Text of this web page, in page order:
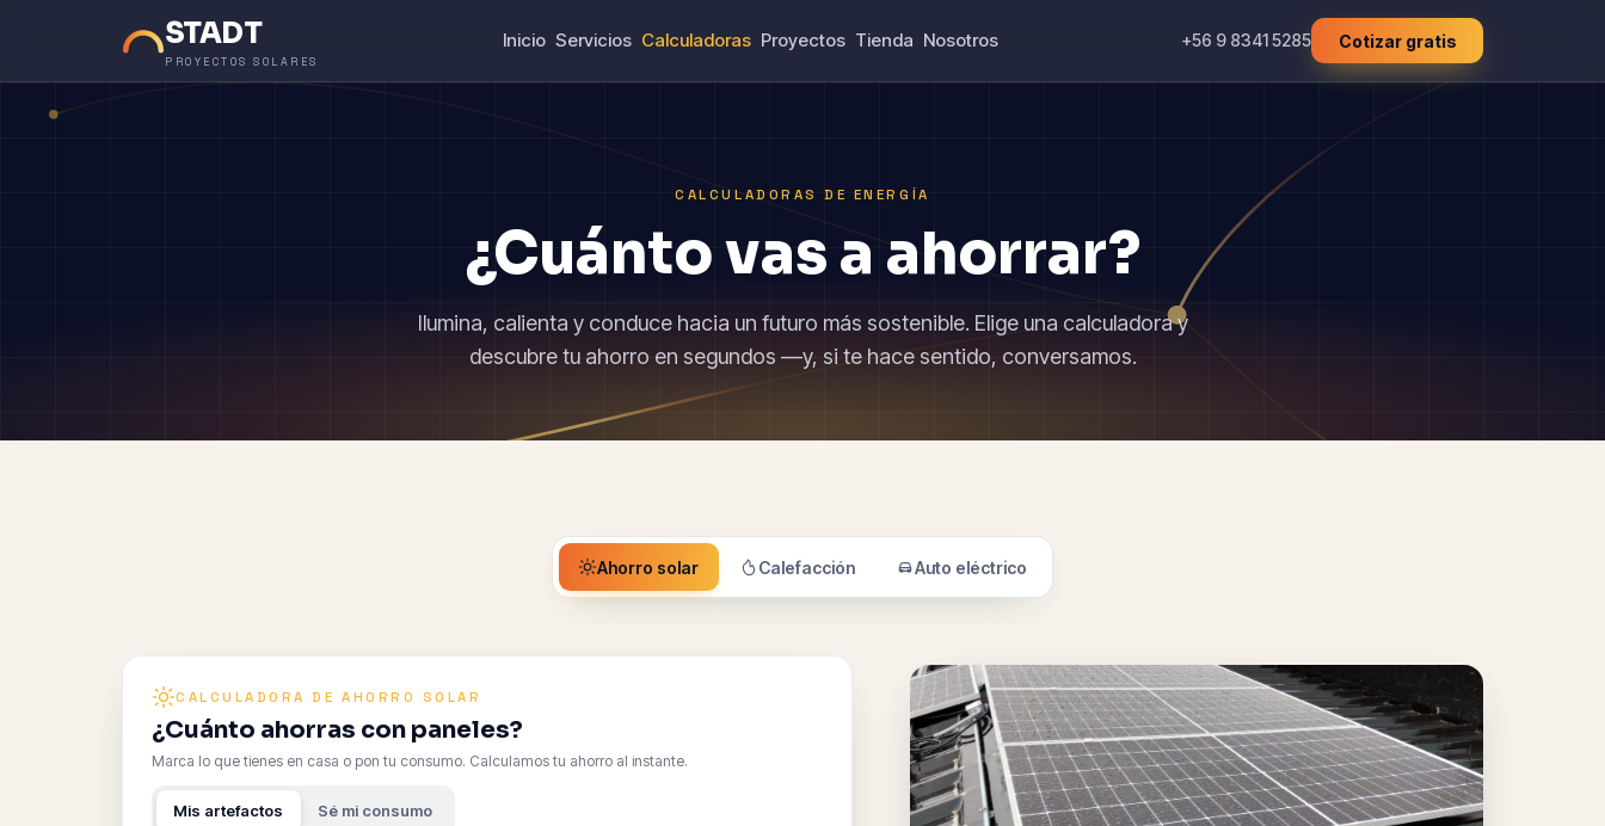
STADT
PROYECTOS SOLARES
Inicio Servicios Calculadoras Proyectos Tienda Nosotros +56 9 8341 5285 Cotizar gratis
CALCULADORAS DE ENERGÍA
¿Cuánto vas a ahorrar?
Ilumina, calienta y conduce hacia un futuro más sostenible. Elige una calculadora y
descubre tu ahorro en segundos —y, si te hace sentido, conversamos.
Ahorro solar Calefacción Auto eléctrico
CALCULADORA DE AHORRO SOLAR
¿Cuánto ahorras con paneles?
Marca lo que tienes en casa o pon tu consumo. Calculamos tu ahorro al instante.
Mis artefactos Sé mi consumo